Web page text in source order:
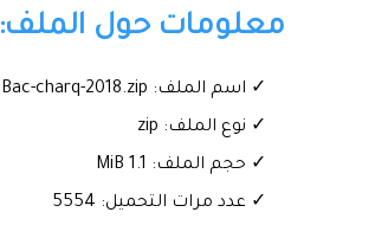
معلومات حول الملف:
✓ اسم الملف: Exam-regional-educ-Islam-1Bac-charq-2018.zip
✓ نوع الملف: zip
✓ حجم الملف: 1.1 MiB
✓ عدد مرات التحميل: 5554